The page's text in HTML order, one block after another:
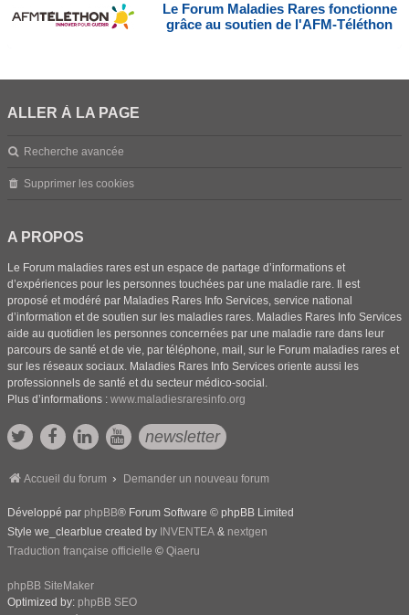
Le Forum Maladies Rares fonctionne
grâce au soutien de l'AFM-Téléthon
ALLER À LA PAGE
Recherche avancée
Supprimer les cookies
A PROPOS
Le Forum maladies rares est un espace de partage d’informations et
d’expériences pour les personnes touchées par une maladie rare. Il est
proposé et modéré par Maladies Rares Info Services, service national
d’information et de soutien sur les maladies rares. Maladies Rares Info Services
aide au quotidien les personnes concernées par une maladie rare dans leur
parcours de santé et de vie, par téléphone, mail, sur le Forum maladies rares et
sur les réseaux sociaux. Maladies Rares Info Services oriente aussi les
professionnels de santé et du secteur médico-social.
Plus d’informations : www.maladiesraresinfo.org
newsletter
Accueil du forum Demander un nouveau forum
Développé par phpBB® Forum Software © phpBB Limited
Style we_clearblue created by INVENTEA & nextgen
Traduction française officielle © Qiaeru
phpBB SiteMaker
Optimized by: phpBB SEO